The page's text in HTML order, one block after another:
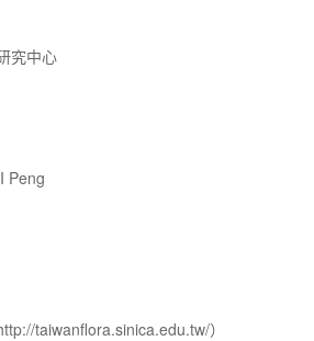
究中心
Peng
taiwanflora.sinica.edu.tw/）